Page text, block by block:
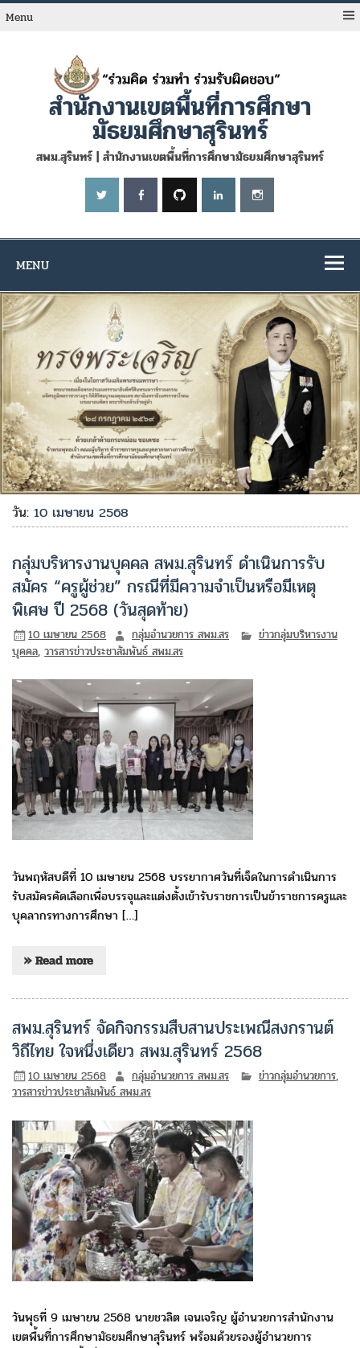
Skip
toMenu
สำนักงานเขตพื้นที่การศึกษา
มัธยมศึกษาสุรินทร์
สพม.สุรินทร์ | สำนักงานเขตพื้นที่การศึกษามัธยมศึกษาสุรินทร์
MENU
วัน:10 เมษายน 2568
กลุ่มบริหารงานบุคคล สพม.สุรินทร์ ดำเนินการรับ
สมัคร “ครูผู้ช่วย” กรณีที่มีความจำเป็นหรือมีเหตุ
พิเศษ ปี 2568 (วันสุดท้าย)
10 เมษายน 2568 กลุ่มอำนวยการ สพม.สร
ข่าวกลุ่มบริหารงาน
บุคคล,วารสารข่าวประชาสัมพันธ์ สพม.สร
วันพฤหัสบดีที่ 10 เมษายน 2568 บรรยากาศวันที่เจ็ดในการดำเนินการ
รับสมัครคัดเลือกเพื่อบรรจุและแต่งตั้งเข้ารับราชการเป็นข้าราชการครูและ
บุคลากรทางการศึกษา […]
» Read more
สพม.สุรินทร์ จัดกิจกรรมสืบสานประเพณีสงกรานต์
วิถีไทย ใจหนึ่งเดียว สพม.สุรินทร์ 2568
10 เมษายน 2568 กลุ่มอำนวยการ สพม.สร ข่าวกลุ่มอำนวยการ,
วารสารข่าวประชาสัมพันธ์ สพม.สร
วันพุธที่ 9 เมษายน 2568 นายชวลิต เจนเจริญ ผู้อำนวยการสำนักงาน
เขตพื้นที่การศึกษามัธยมศึกษาสุรินทร์ พร้อมด้วยรองผู้อำนวยการ